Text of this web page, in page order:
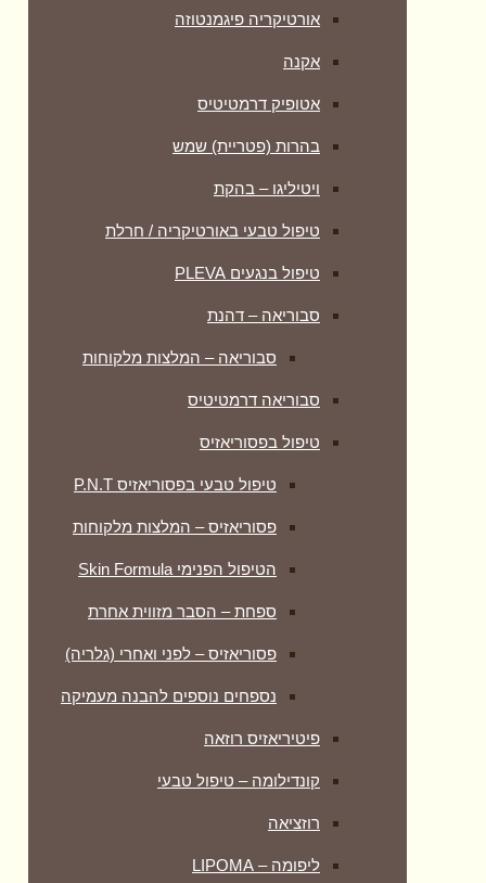
אורטיקריה פיגמנטוזה
אקנה
אטופיק דרמטיטיס
בהרות (פטריית) שמש
ויטיליגו – בהקת
טיפול טבעי באורטיקריה / חרלת
טיפול בנגעים PLEVA
סבוריאה – דהנת
סבוריאה – המלצות מלקוחות
סבוריאה דרמטיטיס
טיפול בפסוריאזיס
טיפול טבעי בפסוריאזיס P.N.T
פסוריאזיס – המלצות מלקוחות
הטיפול הפנימי Skin Formula
ספחת – הסבר מזווית אחרת
פסוריאזיס – לפני ואחרי (גלריה)
נספחים נוספים להבנה מעמיקה
פיטיריאזיס רוזאה
קונדילומה – טיפול טבעי
רוזציאה
ליפומה – LIPOMA